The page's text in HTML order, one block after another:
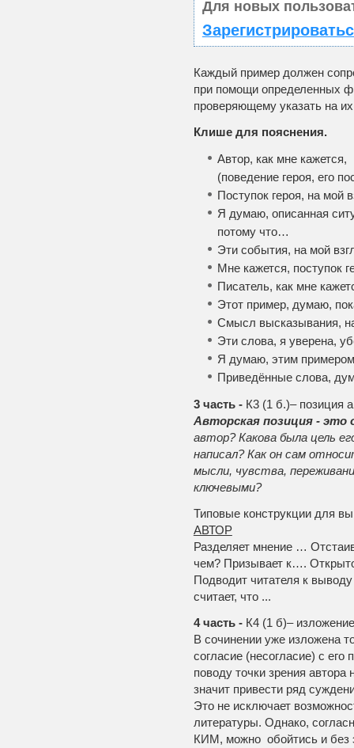
Для новых
Каждый пример должен
при помощи определенных
проверяющему указать на
Клише для пояснения.
Автор, как мне
(поведение героя, его
Поступок героя, на мой
Я думаю, описанная
потому что…
Эти события, на мой
Мне кажется, поступок
Писатель, как мне
Этот пример, думаю,
Смысл высказывания,
Эти слова, я уверена,
Я думаю, этим
Приведённые слова,
3 часть - К3 (1 б.)– позиция
Авторская позиция -
автор? Какова была цель
написал? Как он сам
мысли, чувства,
ключевыми?
Типовые конструкции для
АВТОР
Разделяет мнение …
чем? Призывает к….
Подводит читателя к
считает, что ...
4 часть - К4 (1 б)–
В сочинении уже изложена
согласие (несогласие) с
поводу точки зрения
значит привести ряд
Это не исключает
литературы. Однако,
КИМ, можно обойтись и без